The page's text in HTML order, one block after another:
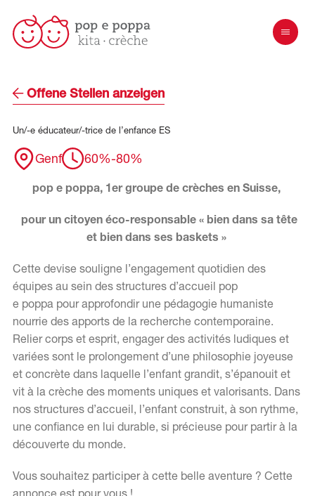
Offene Stellen anzeigen
Un/-e éducateur/-trice de l’enfance ES
Genf 60%-80%
pop e poppa, 1er groupe de crèches en Suisse,
pour un citoyen éco-responsable « bien dans sa tête
et bien dans ses baskets »
Cette devise souligne l’engagement quotidien des
équipes au sein des structures d’accueil pop
e poppa pour approfondir une pédagogie humaniste
nourrie des apports de la recherche contemporaine.
Relier corps et esprit, engager des activités ludiques et
variées sont le prolongement d’une philosophie joyeuse
et concrète dans laquelle l’enfant grandit, s’épanouit et
vit à la crèche des moments uniques et valorisants. Dans
nos structures d’accueil, l’enfant construit, à son rythme,
une confiance en lui durable, si précieuse pour partir à la
découverte du monde.
Vous souhaitez participer à cette belle aventure ? Cette